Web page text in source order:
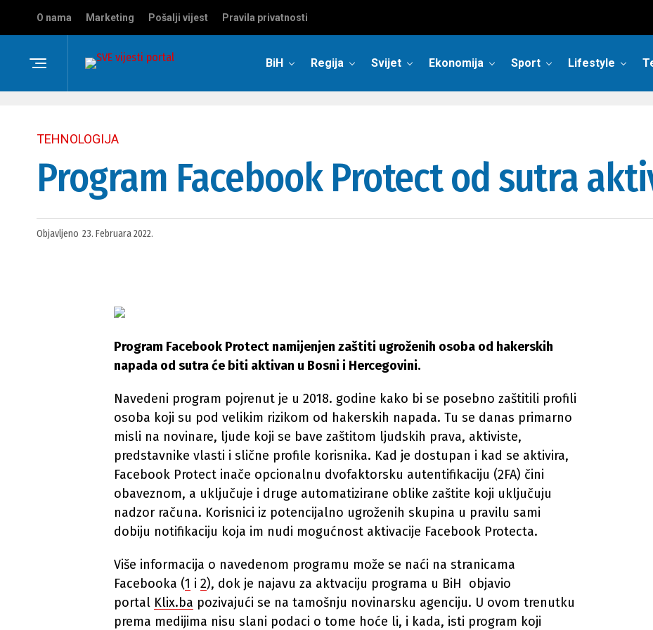
O nama Marketing Pošalji vijest Pravila privatnosti
BiH Regija Svijet Ekonomija Sport Lifestyle
TEHNOLOGIJA
Program Facebook Protect od sutra
Objavljeno 23. Februara 2022.
Program Facebook Protect namijenjen zaštiti ugroženih osoba od hakerskih
napada od sutra će biti aktivan u Bosni i Hercegovini.
Navedeni program pojrenut je u 2018. godine kako bi se posebno zaštitili profili
osoba koji su pod velikim rizikom od hakerskih napada. Tu se danas primarno
misli na novinare, ljude koji se bave zaštitom ljudskih prava, aktiviste,
predstavnike vlasti i slične profile korisnika. Kad je dostupan i kad se aktivira,
Facebook Protect inače opcionalnu dvofaktorsku autentifikaciju (2FA) čini
obaveznom, a uključuje i druge automatizirane oblike zaštite koji uključuju
nadzor računa. Korisnici iz potencijalno ugroženih skupina u pravilu sami
dobiju notifikaciju koja im nudi mogućnost aktivacije Facebook Protecta.
Više informacija o navedenom programu može se naći na stranicama
Facebooka (1 i 2), dok je najavu za aktvaciju programa u BiH objavio
portal Klix.ba pozivajući se na tamošnju novinarsku agenciju. U ovom trenutku
prema medijima nisu slani podaci o tome hoće li, i kada, isti program koji